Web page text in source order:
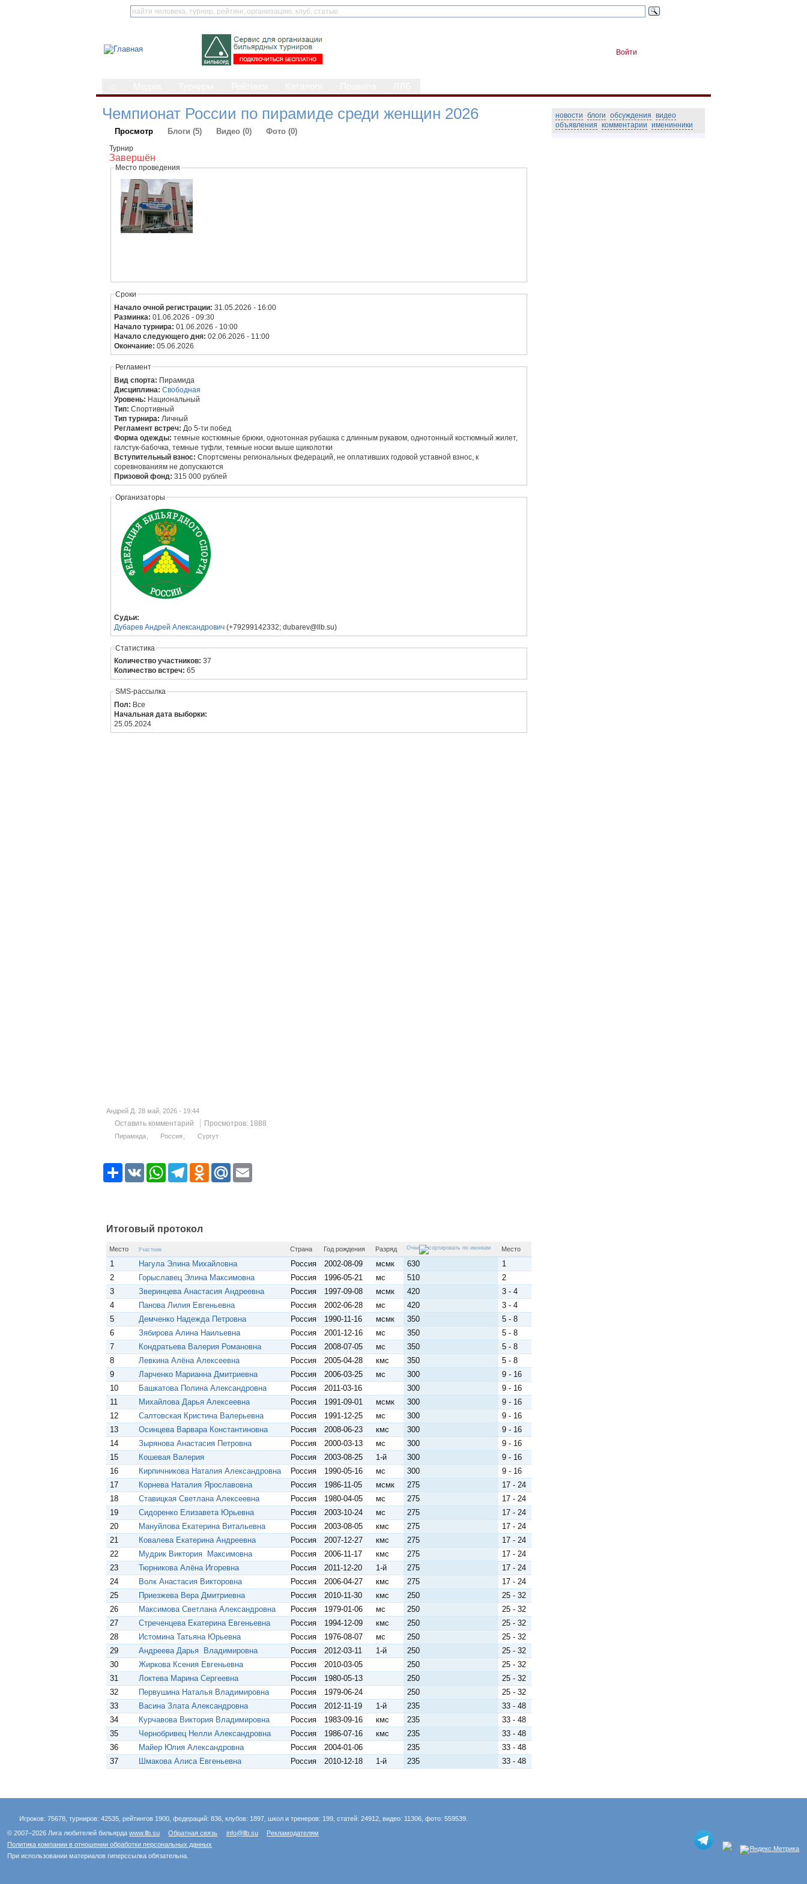
Войти
Чемпионат России по пирамиде среди женщин 2026
Просмотр Блоги (5) Видео (0) Фото (0)
Турнир
Завершён
Место проведения
Сроки
Начало очной регистрации:31.05.2026 - 16:00
Разминка:01.06.2026 - 09:30
Начало турнира:01.06.2026 - 10:00
Начало следующего дня:02.06.2026 - 11:00
Окончание:05.06.2026
Регламент
Вид спорта: Пирамида
Дисциплина:Свободная
Уровень: Национальный
Тип:Спортивный
Тип турнира: Личный
Регламент встреч: До 5-ти побед
Форма одежды:темные костюмные брюки, однотонная рубашка с длинным рукавом, однотонный костюмный жилет,
галстук-бабочка, темные туфли, темные носки выше щиколотки
Вступительный взнос:Спортсмены региональных федераций, не оплативших годовой уставной взнос, к
соревнованиям не допускаются
Призовой фонд:315 000 рублей
Организаторы
Судьи:
Дубарев Андрей Александрович (+79299142332; dubarev@llb.su)
Статистика
Количество участников:37
Количество встреч:65
SMS-рассылка
Пол: Все
Начальная дата выборки:
25.05.2024
Андрей Д. 28 май, 2026 - 19:44
Оставить комментарий Просмотров: 1888
Пирамида Россия Сургут
Р
V
K
W
p
p
T
a
m
O
i
k
i
M
Итоговый протокол
Место Участник Страна Год рождения Разряд Очки Место
1 Нагула Элина Михайловна Россия 2002-08-09 мсмк 630
1
2
Горыславец Элина Максимовна Россия 1996-05-21 мс 510
2
3
Зверинцева Анастасия Андреевна Россия 1997-09-08 мсмк 420
3 - 4
4
Панова Лилия Евгеньевна Россия 2002-06-28 мс 420
3 - 4
5
Демченко Надежда Петровна Россия 1990-11-16 мсмк 350
5 - 8
6
Зябирова Алина Наильевна Россия 2001-12-16 мс 350
5 - 8
7
Кондратьева Валерия Романовна Россия 2008-07-05 мс 350
5 - 8
8
Левкина Алёна Алексеевна Россия 2005-04-28 кмс 350
5 - 8
9
Ларченко Марианна Дмитриевна Россия 2006-03-25 мс 300
9 - 16
10
Башкатова Полина Александровна Россия 2011-03-16 300
9 - 16
11
Михайлова Дарья Алексеевна Россия 1991-09-01 мсмк 300
9 - 16
12
Салтовская Кристина Валерьевна Россия 1991-12-25 мс 300
9 - 16
13
Осинцева Варвара Константиновна Россия 2008-06-23 кмс 300
9 - 16
14
Зырянова Анастасия Петровна Россия 2000-03-13 мс 300
9 - 16
15
Кошевая Валерия Россия 2003-08-25 1-й 300
9 - 16
16
Кирпичникова Наталия Александровна Россия 1990-05-16 мс 300
9 - 16
17
Корнева Наталия Ярославовна Россия 1986-11-05 мсмк 275
17 - 24
18
Ставицкая Светлана Алексеевна Россия 1980-04-05 мс 275
17 - 24
19
Сидоренко Елизавета Юрьевна Россия 2003-10-24 мс 275
17 - 24
20
Мануйлова Екатерина Витальевна Россия 2003-08-05 кмс 275
17 - 24
21
Ковалева Екатерина Андреевна Россия 2007-12-27 кмс 275
17 - 24
22
Мудрик Виктория Максимовна Россия 2006-11-17 кмс 275
17 - 24
23
Тюрникова Алёна Игоревна Россия 2011-12-20 1-й 275
17 - 24
24
Волк Анастасия Викторовна Россия 2006-04-27 кмс 275
17 - 24
25
Приезжева Вера Дмитриевна Россия 2010-11-30 кмс 250
25 - 32
26
Максимова Светлана Александровна Россия 1979-01-06 мс 250
25 - 32
27
Стреченцева Екатерина Евгеньевна Россия 1994-12-09 кмс 250
25 - 32
28
Истомина Татьяна Юрьевна Россия 1976-08-07 мс 250
25 - 32
29
Андреева Дарья Владимировна Россия 2012-03-11 1-й 250
25 - 32
30
Жиркова Ксения Евгеньевна Россия 2010-03-05 250
25 - 32
31
Локтева Марина Сергеевна Россия 1980-05-13 250
25 - 32
32
Первушина Наталья Владимировна Россия 1979-06-24 250
25 - 32
33
Васина Злата Александровна Россия 2012-11-19 1-й 235
33 - 48
34
Курчавова Виктория Владимировна Россия 1983-09-16 кмс 235
33 - 48
35
Чернобривец Нелли Александровна Россия 1986-07-16 кмс 235
33 - 48
36
Майер Юлия Александровна Россия 2004-01-06 235
33 - 48
37
Шмакова Алиса Евгеньевна Россия 2010-12-18 1-й 235 33 - 48
новости блоги обсуждения видео
объявления комментарии именинники
Игроков: 75678, турниров: 42535, рейтингов 1900, федераций: 836, клубов: 1897, школ и тренеров: 199, статей: 24912, видео: 11306, фото: 559539.
© 2007–2026 Лига любителей бильярдаwww.llb.su Обратная связь info@llb.su
Рекламодателям
Политика компании в отношении обработки персональных данных
При использовании материалов гиперссылка обязательна.